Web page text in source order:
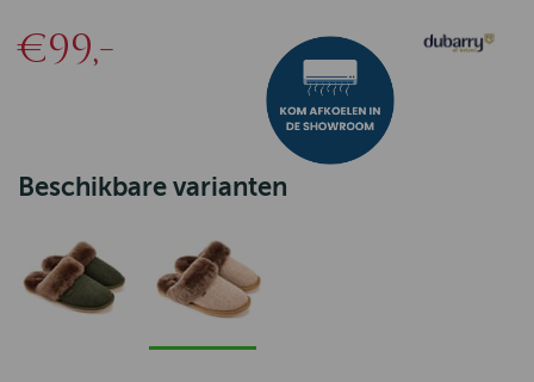
€99,-
Beschikbare varianten